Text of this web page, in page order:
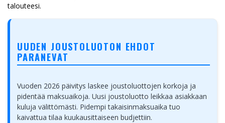
talouteesi.
UUDEN JOUSTOLUOTON EHDOT
PARANEVAT
Vuoden 2026 päivitys laskee joustoluottojen korkoja ja
pidentää maksuaikoja. Uusi joustoluotto leikkaa asiakkaan
kuluja välittömästi. Pidempi takaisinmaksuaika tuo
kaivattua tilaa kuukausittaiseen budjettiin.